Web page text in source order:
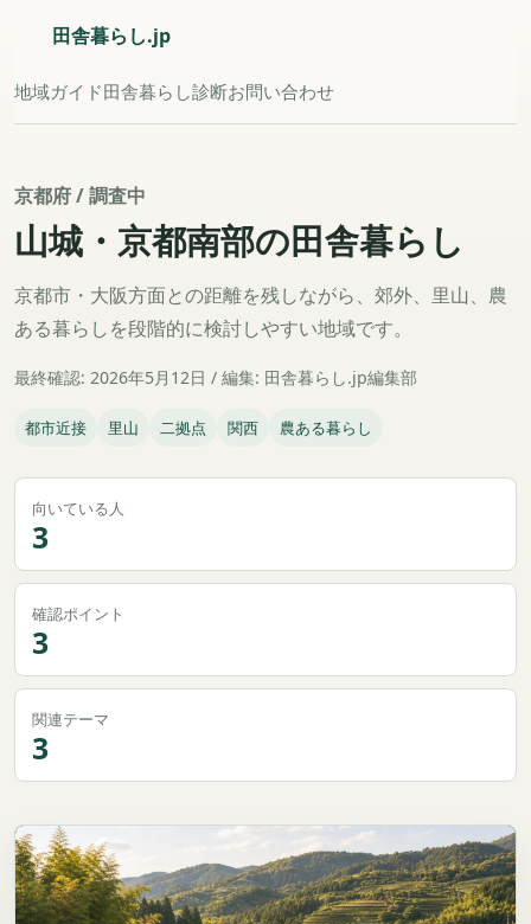
田舎暮らし.jp
地域ガイド田舎暮らし診断お問い合わせ
京都府 / 調査中
山城・京都南部の田舎暮らし
京都市・大阪方面との距離を残しながら、郊外、里山、農
ある暮らしを段階的に検討しやすい地域です。
最終確認: 2026年5月12日 / 編集: 田舎暮らし.jp編集部
都市近接 里山 二拠点 関西 農ある暮らし
向いている人
3
確認ポイント
3
関連テーマ
3